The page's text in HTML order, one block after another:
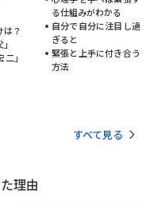
学IDについて
ご案内
？
」
る仕組みがわかる
自分で自分に注目し過
ぎると
緊張と上手に付き合う
方法
すべて見る
理由